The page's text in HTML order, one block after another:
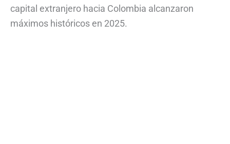
capital extranjero hacia Colombia alcanzaron
máximos históricos en 2025.